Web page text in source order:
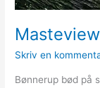
Skriv en
Bønnerup bød på